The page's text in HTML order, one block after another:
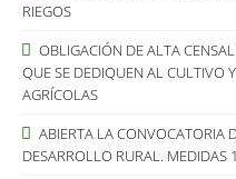
RIEGOS
OBLIGACIÓN DE ALTA
QUE SE DEDIQUEN AL CULTIVO
AGRÍCOLAS
ABIERTA LA CONVOCATORIA
DESARROLLO RURAL. MEDIDAS